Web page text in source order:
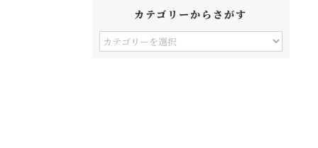
カテゴリーからさがす
カ